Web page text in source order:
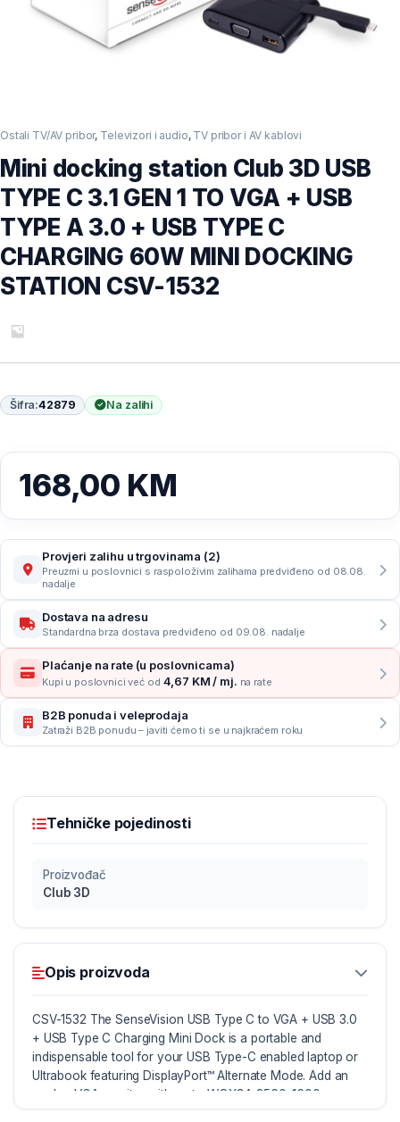
Ostali TV/AV pribor, Televizori i audio, TV pribor i AV kablovi
Mini docking station Club 3D USB
TYPE C 3.1 GEN 1 TO VGA + USB
TYPE A 3.0 + USB TYPE C
CHARGING 60W MINI DOCKING
STATION CSV-1532
Šifra:42879 Na zalihi
168,00 KM
Provjeri zalihu u trgovinama (2)
Preuzmi u poslovnici s raspoloživim zalihama predviđeno od 08.08.
nadalje
Dostava na adresu
Standardna brza dostava predviđeno od 09.08. nadalje
Plaćanje na rate (u poslovnicama)
Kupi u poslovnici već od 4,67 KM / mj. na rate
B2B ponuda i veleprodaja
Zatraži B2B ponudu – javiti ćemo ti se u najkraćem roku
Tehničke pojedinosti
Proizvođač
Club 3D
Opis proizvoda
CSV-1532 The SenseVision USB Type C to VGA + USB 3.0
+ USB Type C Charging Mini Dock is a portable and
indispensable tool for your USB Type-C enabled laptop or
Ultrabook featuring DisplayPort™ Alternate Mode. Add an
analog VGA monitor with up to WQXGA 2560x1600p
resolution through the D-Sub output while the USB 3.0